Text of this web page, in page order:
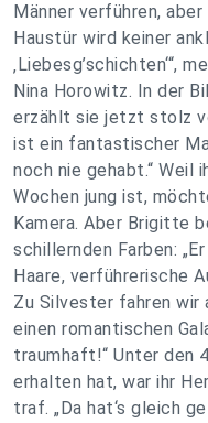
Männer verführen,
Haustür wird keiner
‚Liebesg’schichten‘“,
Nina Horowitz. In der
erzählt sie jetzt stolz
ist ein fantastischer
noch nie gehabt.“ Weil
Wochen jung ist,
Kamera. Aber Brigitte
schillernden Farben:
Haare, verführerische
Zu Silvester fahren wir
einen romantischen
traumhaft!“ Unter den
erhalten hat, war ihr
traf. „Da hat‘s gleich